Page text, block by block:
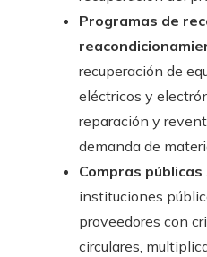
Programas de
recuperación de
eléctricos y
reparación y
demanda de
Compras
instituciones
proveedores con
circulares,